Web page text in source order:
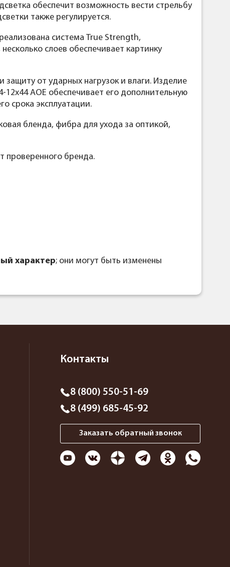
обеспечит возможность вести стрельбу
также регулируется.
система True Strength,
слоев обеспечивает картинку
от ударных нагрузок и влаги. Изделие
AOE обеспечивает его дополнительную
срока эксплуатации.
бленда, фибра для ухода за оптикой,
проверенного бренда.
характер; они могут быть изменены
Контакты
8 (800) 550-51-69
8 (499) 685-45-92
Заказать обратный звонок